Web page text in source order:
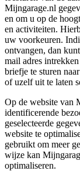
Mijngarage.nl
en om u op de
en activiteiten.
uw voorkeuren.
ontvangen, dan
mail adres
briefje te sturen
of uzelf uit te laten
Op de website van
identificerende
geselecteerde
website te
gebruikt om meer
wijze kan
optimaliseren.